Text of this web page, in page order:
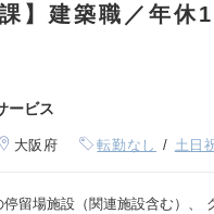
】建築職／年休
ービス
大阪府 転勤なし 土日
留場施設（関連施設含む）、